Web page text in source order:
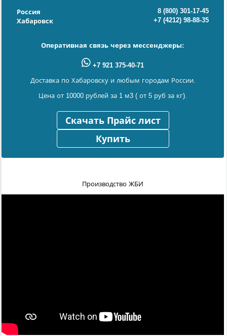
Россия
8 (800) 301-17-45
Хабаровск
+7 (4212) 98-88-35
Оперативная связь через мессенджеры:
+7 921 375-40-71
Доставка по Хабаровску и любым городам России.
Цена от 10000 рублей за 1 м3 ( от 5 руб за кг).
Скачать Прайс лист
Купить
Производство ЖБИ